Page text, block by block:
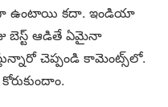
ఉంటాయి కదా. ఇండియా
బెస్ట్ ఆడితే ఏమైనా
చెప్పండి కామెంట్స్‌లో.